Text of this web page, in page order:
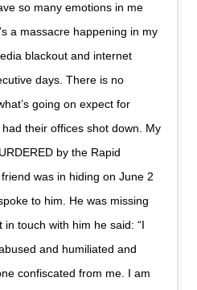
so many emotions in me
a massacre happening in my
blackout and internet
days. There is no
going on expect for
their offices shot down. My
by the Rapid
was in hiding on June 2
to him. He was missing
touch with him he said: “I
and humiliated and
confiscated from me. I am